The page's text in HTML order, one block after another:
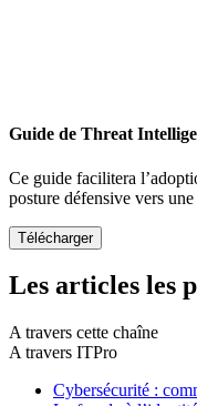
Guide de Threat
Ce guide facilitera
posture défensive vers
Les articles les
A travers cette chaîne
A travers ITPro
Cybersécurité :